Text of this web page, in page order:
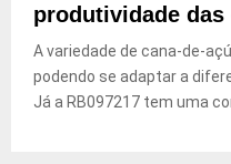
produtividade
A variedade de cana-de-
podendo se adaptar a
Já a RB097217 tem uma